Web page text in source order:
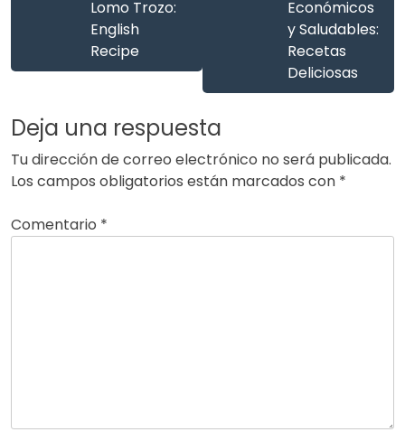
Lomo Trozo:
English
Recipe
Económicos
y Saludables:
Recetas
Deliciosas
Deja una respuesta
Tu dirección de correo electrónico no será publicada.
Los campos obligatorios están marcados con *
Comentario *